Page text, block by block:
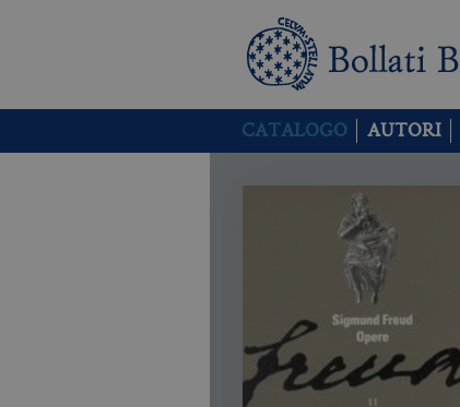
CATALOGO AUTORI